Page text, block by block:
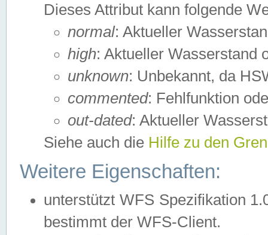
Dieses Attribut kann folgende
normal: Aktueller
high: Aktueller Wasserstand
unknown: Unbekannt, da
commented: Fehlfunktion
out-dated: Aktueller
Siehe auch die Hilfe zu den
Weitere Eigenschaften:
unterstützt WFS Spezifikation
bestimmt der WFS-Client.